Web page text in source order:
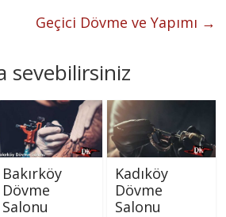
Geçici Dövme ve Yapımı →
sevebilirsiniz
Bakırköy
Dövme
Salonu
Kadıköy
Dövme
Salonu